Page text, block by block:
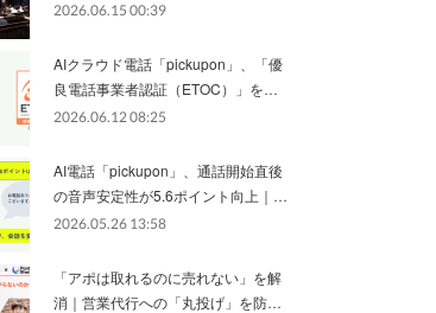
2026.06.15 00:39
AIクラウド電話「pickupon」、「優
良電話事業者認証（ETOC）」を…
2026.06.12 08:25
AI電話「pickupon」、通話開始直後
の音声安定性が5.6ポイント向上｜…
2026.05.26 13:58
「アポは取れるのに売れない」を解
消｜営業代行への「丸投げ」を防…